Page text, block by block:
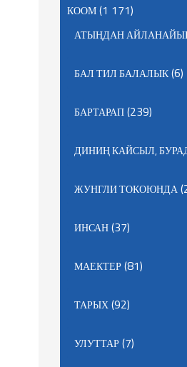
КООМ(1 171)
АТЫҢДАН
БАЛ ТИЛ БАЛАЛЫК(6)
БАРТАРАП(239)
ДИНИҢ КАЙСЫЛ,
ЖУНГЛИ ТОКОЮНДА
ИНСАН(37)
МАЕКТЕР(81)
ТАРЫХ(92)
УЛУТТАР(7)